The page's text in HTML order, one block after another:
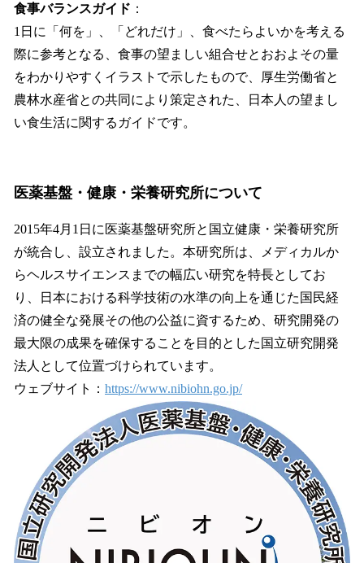
食事バランスガイド ：
1日に「何を」、「どれだけ」、食べたらよいかを考える
際に参考となる、食事の望ましい組合せとおおよその量
をわかりやすくイラストで示したもので、厚生労働省と
農林水産省との共同により策定された、日本人の望まし
い食生活に関するガイドです。
医薬基盤・健康・栄養研究所について
2015年4月1日に医薬基盤研究所と国立健康・栄養研究所
が統合し、設立されました。本研究所は、メディカルか
らヘルスサイエンスまでの幅広い研究を特⾧としてお
り、日本における科学技術の水準の向上を通じた国民経
済の健全な発展その他の公益に資するため、研究開発の
最大限の成果を確保することを目的とした国立研究開発
法人として位置づけられています。
ウェブサイト： https://www.nibiohn.go.jp/